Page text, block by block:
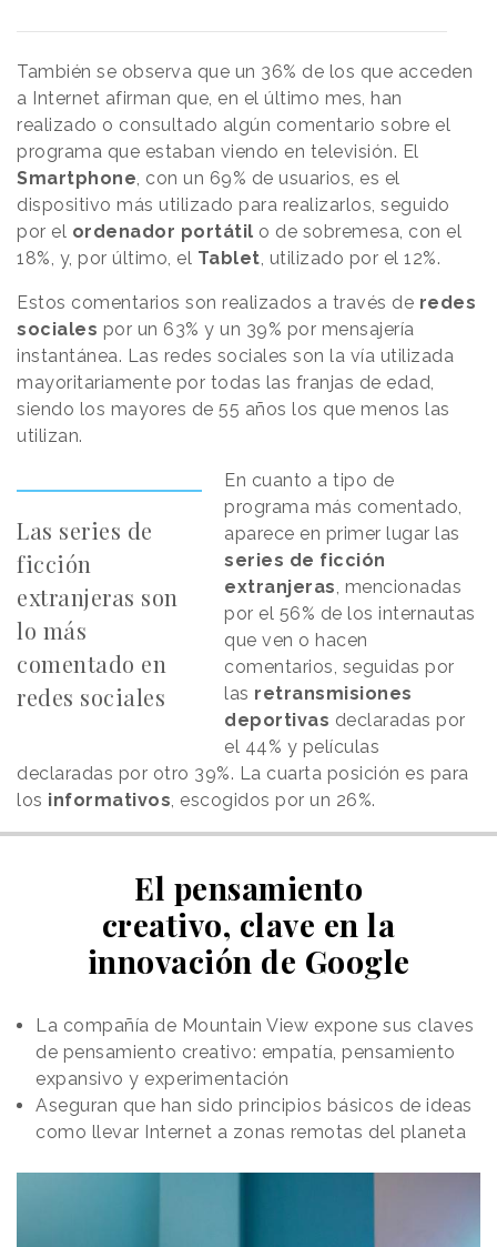
También se observa que un 36% de los que acceden
a Internet afirman que, en el último mes, han
realizado o consultado algún comentario sobre el
programa que estaban viendo en televisión. El
Smartphone, con un 69% de usuarios, es el
dispositivo más utilizado para realizarlos, seguido
por el ordenador portátil o de sobremesa, con el
18%, y, por último, el Tablet, utilizado por el 12%.
Estos comentarios son realizados a través de redes
sociales por un 63% y un 39% por mensajería
instantánea. Las redes sociales son la vía utilizada
mayoritariamente por todas las franjas de edad,
siendo los mayores de 55 años los que menos las
utilizan.
Las series de
ficción
extranjeras son
lo más
comentado en
redes sociales
En cuanto a tipo de
programa más comentado,
aparece en primer lugar las
series de ficción
extranjeras, mencionadas
por el 56% de los internautas
que ven o hacen
comentarios, seguidas por
las retransmisiones
deportivas declaradas por
el 44% y películas
declaradas por otro 39%. La cuarta posición es para
los informativos, escogidos por un 26%.
El pensamiento
creativo, clave en la
innovación de Google
La compañía de Mountain View expone sus claves
de pensamiento creativo: empatía, pensamiento
expansivo y experimentación
Aseguran que han sido principios básicos de ideas
como llevar Internet a zonas remotas del planeta